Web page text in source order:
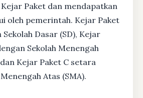
Paket dan mendapatkan
oleh pemerintah. Kejar Paket
Dasar (SD), Kejar
Sekolah Menengah
Kejar Paket C setara
Atas (SMA).